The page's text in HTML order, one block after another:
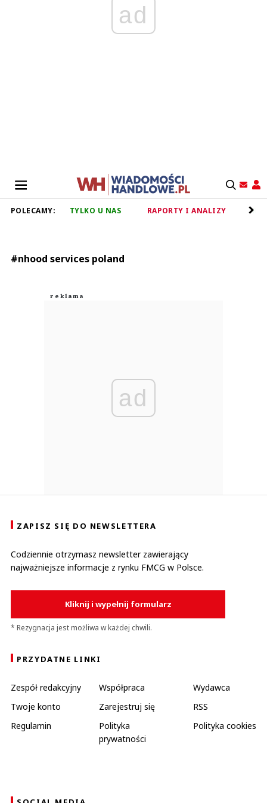
ad
POLECAMY: TYLKO U NAS RAPORTY I ANALIZY
#nhood services poland
ad
ZAPISZ SIĘ DO NEWSLETTERA
Codziennie otrzymasz newsletter zawierający
najważniejsze informacje z rynku FMCG w Polsce.
Kliknij i wypełnij formularz
* Rezygnacja jest możliwa w każdej chwili.
PRZYDATNE LINKI
Zespół redakcyjny Współpraca
Wydawca
Twoje konto
Zarejestruj się
RSS
Regulamin
Polityka
prywatności
Polityka cookies